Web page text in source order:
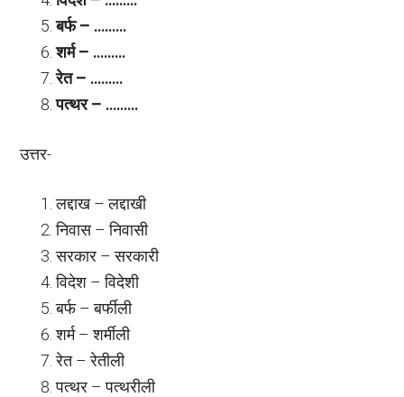
बर्फ – ………
शर्म – ………
रेत – ………
पत्थर – ………
उत्तर-
लद्दाख – लद्दाखी
निवास – निवासी
सरकार – सरकारी
विदेश – विदेशी
बर्फ – बर्फीली
शर्म – शर्मीली
रेत – रेतीली
पत्थर – पत्थरीली